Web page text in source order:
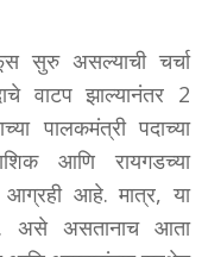
सुरु असल्याची चर्चा
वाटप झाल्यानंतर 2
पालकमंत्री पदाच्या
आणि रायगडच्या
आग्रही आहे. मात्र, या
असे असतानाच आता